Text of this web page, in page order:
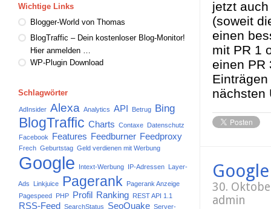
Wichtige Links
Blogger-World von Thomas
BlogTraffic – Dein kostenloser Blog-Monitor!
Hier anmelden …
WP-Plugin Download
Schlagwörter
AdInsider Alexa Analytics API Betrug Bing
BlogTraffic Charts Contaxe Datenschutz
Facebook
Features Feedburner Feedproxy
Frech Geburtstag Geld verdienen mit Werbung
Google Intext-Werbung IP-Adressen Layer-
Ads Linkjuice Pagerank
Pagerank Anzeige
Pagespeed PHP Profil Ranking REST API 1.1
RSS-Feed SearchStatus SeoQuake Server-
jetzt
(soweit
einen
mit PR 1
einen PR
nächsten
30.
admin